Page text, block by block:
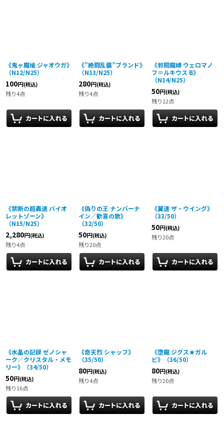
《鬼ヶ魔槍 ジャオウガ》
（N12/N25）
100円(税込)
残り4点
《”絶闘乱襲”ブランド》
（N13/N25）
280円(税込)
残り4点
《邪闘魔縛 ウェロマノ
フ＝ルキウス B》
（N14/N25）
50円(税込)
残り12点
《禁断の超轟速 バイオ
レットゾーン》
（N15/N25）
2,280円(税込)
残り4点
《偽りの王 ナンバーナ
イン／歓喜の歌》
（32/50）
50円(税込)
残り20点
《翼速 ザ・ウイング》
（33/50）
50円(税込)
残り20点
《水晶の記録 ゼノシャ
ーク／クリスタル・メモ
リー》（34/50）
50円(税込)
残り16点
《奇天烈 シャッフ》
（35/50）
80円(税込)
残り4点
《堕魔 ジグス★ガル
ビ》（36/50）
80円(税込)
残り20点